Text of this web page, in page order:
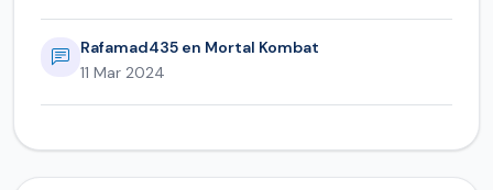
Rafamad435 en Mortal Kombat
11 Mar 2024